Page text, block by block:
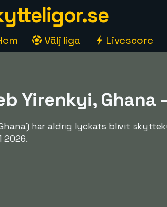
Välj liga Livescore
Yirenkyi, Ghana
har aldrig lyckats blivit
2026.